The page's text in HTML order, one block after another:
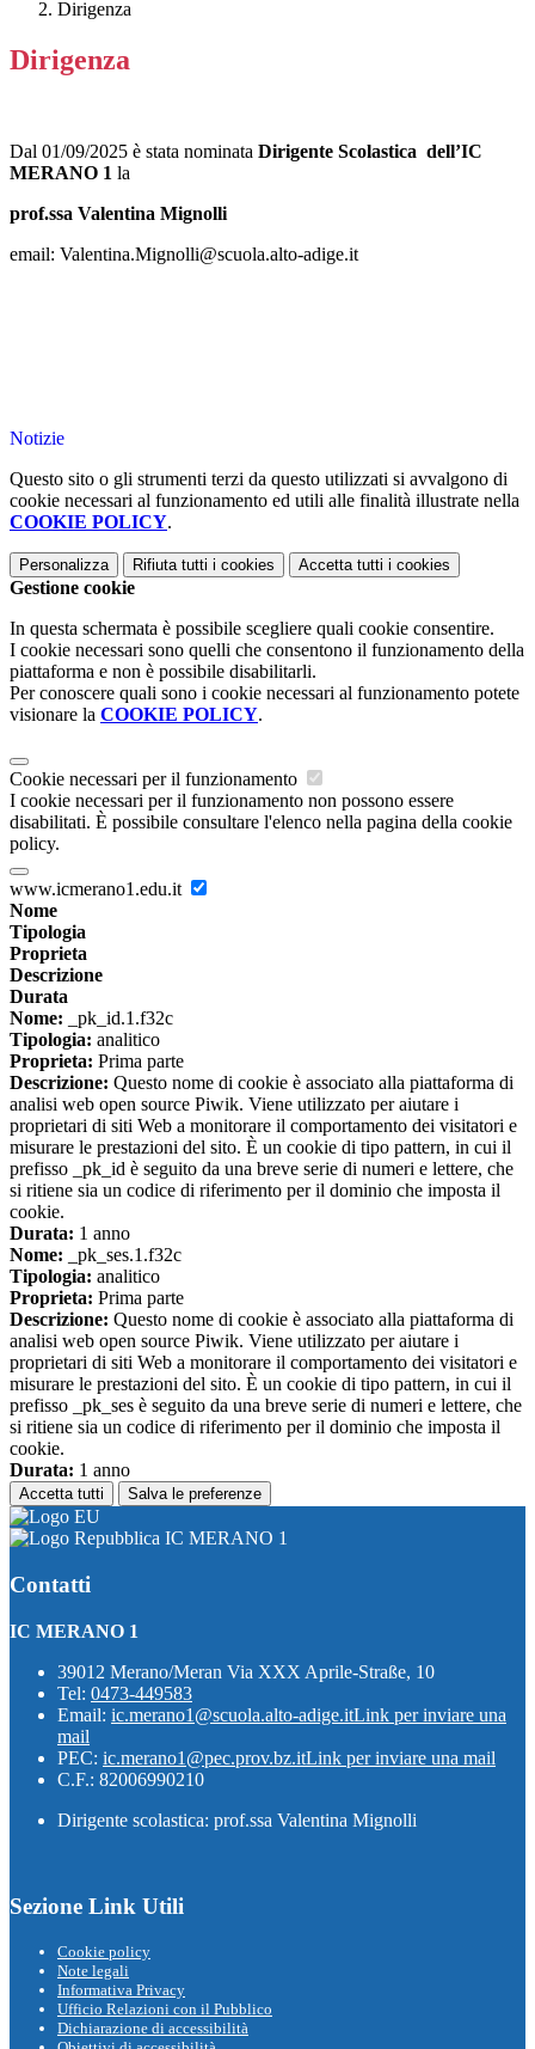
Dirigenza
Dirigenza
Dal 01/09/2025 è stata nominata Dirigente Scolastica dell’IC
MERANO 1 la
prof.ssa Valentina Mignolli
email: Valentina.Mignolli@scuola.alto-adige.it
Notizie
Questo sito o gli strumenti terzi da questo utilizzati si avvalgono di
cookie necessari al funzionamento ed utili alle finalità illustrate nella
COOKIE POLICY.
Personalizza Rifiuta tutti i cookies Accetta tutti i cookies
Gestione cookie
In questa schermata è possibile scegliere quali cookie consentire.
I cookie necessari sono quelli che consentono il funzionamento della
piattaforma e non è possibile disabilitarli.
Per conoscere quali sono i cookie necessari al funzionamento potete
visionare la COOKIE POLICY.
Cookie necessari per il funzionamento
I cookie necessari per il funzionamento non possono essere
disabilitati. È possibile consultare l'elenco nella pagina della cookie
policy.
www.icmerano1.edu.it
Nome
Tipologia
Proprieta
Descrizione
Durata
Nome: _pk_id.1.f32c
Tipologia: analitico
Proprieta: Prima parte
Descrizione: Questo nome di cookie è associato alla piattaforma di
analisi web open source Piwik. Viene utilizzato per aiutare i
proprietari di siti Web a monitorare il comportamento dei visitatori e
misurare le prestazioni del sito. È un cookie di tipo pattern, in cui il
prefisso _pk_id è seguito da una breve serie di numeri e lettere, che
si ritiene sia un codice di riferimento per il dominio che imposta il
cookie.
Durata: 1 anno
Nome: _pk_ses.1.f32c
Tipologia: analitico
Proprieta: Prima parte
Descrizione: Questo nome di cookie è associato alla piattaforma di
analisi web open source Piwik. Viene utilizzato per aiutare i
proprietari di siti Web a monitorare il comportamento dei visitatori e
misurare le prestazioni del sito. È un cookie di tipo pattern, in cui il
prefisso _pk_ses è seguito da una breve serie di numeri e lettere, che
si ritiene sia un codice di riferimento per il dominio che imposta il
cookie.
Durata: 1 anno
Accetta tutti Salva le preferenze
IC MERANO 1
Contatti
IC MERANO 1
39012 Merano/Meran Via XXX Aprile-Straße, 10
Tel: 0473-449583
Email: ic.merano1@scuola.alto-adige.itLink per inviare una
mail
PEC: ic.merano1@pec.prov.bz.itLink per inviare una mail
C.F.: 82006990210
Dirigente scolastica: prof.ssa Valentina Mignolli
Sezione Link Utili
Cookie policy
Note legali
Informativa Privacy
Ufficio Relazioni con il Pubblico
Dichiarazione di accessibilità